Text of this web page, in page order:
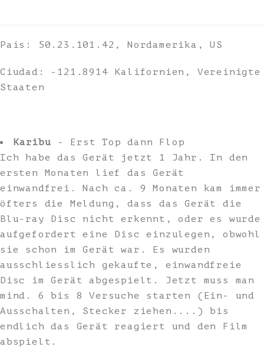
País: 50.23.101.42, Nordamerika, US
Ciudad: -121.8914 Kalifornien, Vereinigte
Staaten
Karibu - Erst Top dann Flop
Ich habe das Gerät jetzt 1 Jahr. In den
ersten Monaten lief das Gerät
einwandfrei. Nach ca. 9 Monaten kam immer
öfters die Meldung, dass das Gerät die
Blu-ray Disc nicht erkennt, oder es wurde
aufgefordert eine Disc einzulegen, obwohl
sie schon im Gerät war. Es wurden
ausschliesslich gekaufte, einwandfreie
Disc im Gerät abgespielt. Jetzt muss man
mind. 6 bis 8 Versuche starten (Ein- und
Ausschalten, Stecker ziehen....) bis
endlich das Gerät reagiert und den Film
abspielt.